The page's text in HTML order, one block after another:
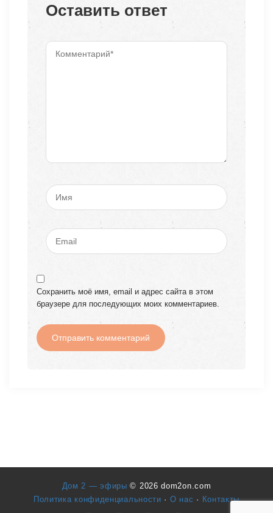
Оставить ответ
Сохранить моё имя, email и адрес сайта в этом
браузере для последующих моих комментариев.
Дом 2 — эфиры© 2026 dom2on.com
Политика конфиденциальности · О нас · Контакты